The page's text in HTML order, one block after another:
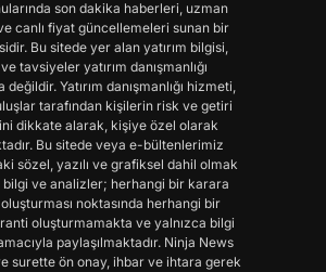
son dakika haberleri, uzman
canlı fiyat güncellemeleri sunan bir
Bu sitede yer alan yatırım bilgisi,
tavsiyeler yatırım danışmanlığı
değildir. Yatırım danışmanlığı hizmeti,
tarafından kişilerin risk ve getiri
dikkate alarak, kişiye özel olarak
Bu sitede veya e-bültenlerimiz
sözel, yazılı ve grafiksel dahil olmak
bilgi ve analizler; herhangi bir karara
noktasında herhangi bir
oluşturmamakta ve yalnızca bilgi
paylaşılmaktadır. Ninja News
surette ön onay, ihbar ve ihtara gerek